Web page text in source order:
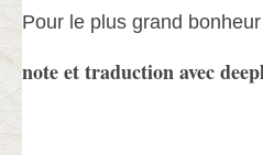
Pour le plus grand
note et traduction avec